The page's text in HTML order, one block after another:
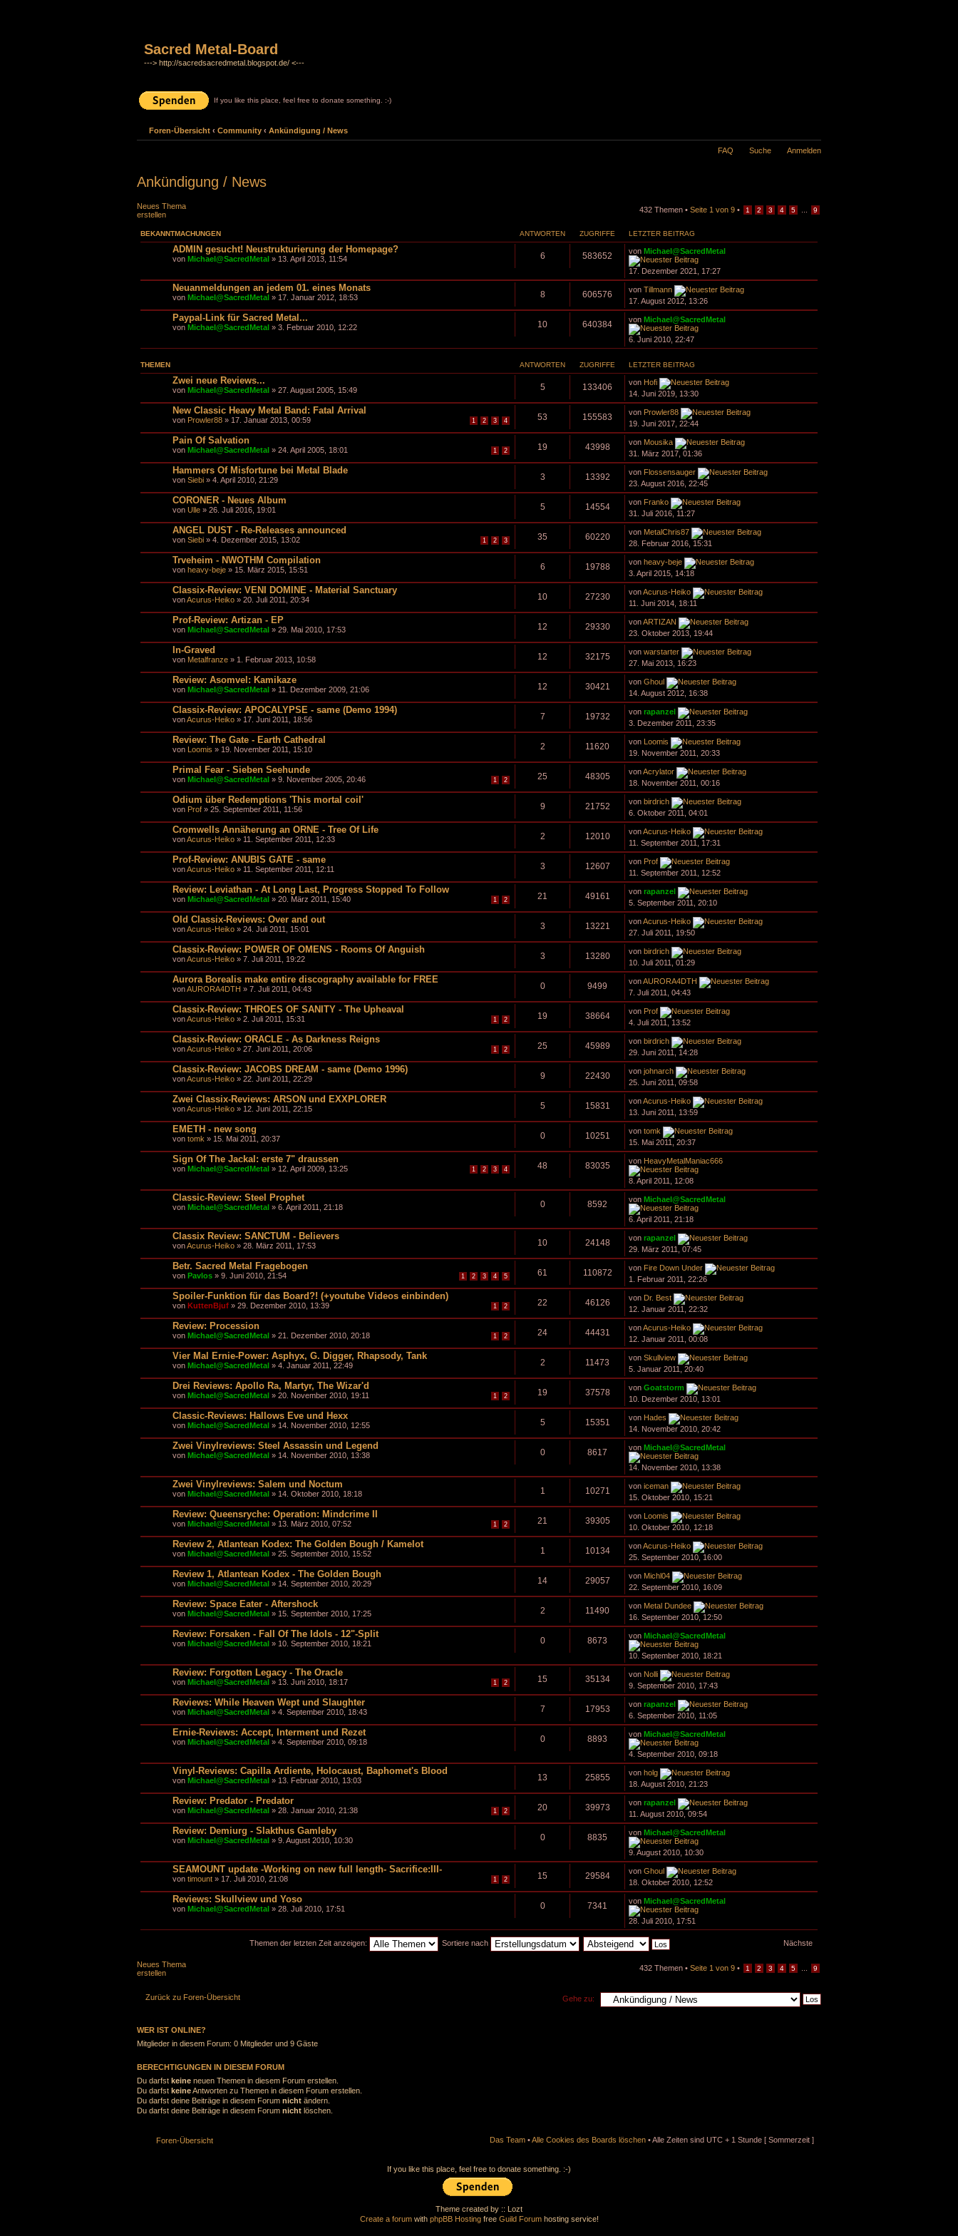
Sacred Metal-Board
---> http://sacredsacredmetal.blogspot.de/ <---
If you like this place, feel free to donate something. :-)
Foren-Übersicht ‹ Community ‹ Ankündigung / News
FAQ Suche Anmelden
Ankündigung / News
Neues Thema
erstellen
432 Themen • Seite 1 von 9 • 1 2 3 4 5 9
BEKANNTMACHUNGEN ANTWORTEN ZUGRIFFE LETZTER BEITRAG
ADMIN gesucht! Neustrukturierung der Homepage?
von Michael@SacredMetal » 13. April 2013, 11:54 6 583652 von Michael@SacredMetal
17. Dezember 2021, 17:27
Neuanmeldungen an jedem 01. eines Monats
von Michael@SacredMetal » 17. Januar 2012, 18:53 8 606576 von Tillmann
17. August 2012, 13:26
Paypal-Link für Sacred Metal...
von Michael@SacredMetal » 3. Februar 2010, 12:22 10 640384 von Michael@SacredMetal
6. Juni 2010, 22:47
THEMEN ANTWORTEN ZUGRIFFE LETZTER BEITRAG
Zwei neue Reviews...
von Michael@SacredMetal » 27. August 2005, 15:49 5 133406 von Hofi
14. Juni 2019, 13:30
New Classic Heavy Metal Band: Fatal Arrival
1 2 3 4
von Prowler88 » 17. Januar 2013, 00:59 53 155583 von Prowler88
19. Juni 2017, 22:44
Pain Of Salvation
1 2
von Michael@SacredMetal » 24. April 2005, 18:01 19 43998 von Mousika
31. März 2017, 01:36
Hammers Of Misfortune bei Metal Blade
von Siebi » 4. April 2010, 21:29 3 13392 von Flossensauger
23. August 2016, 22:45
CORONER - Neues Album
von Ulle » 26. Juli 2016, 19:01 5 14554 von Franko
31. Juli 2016, 11:27
ANGEL DUST - Re-Releases announced
1 2 3
von Siebi » 4. Dezember 2015, 13:02 35 60220 von MetalChris87
28. Februar 2016, 15:31
Trveheim - NWOTHM Compilation
von heavy-beje » 15. März 2015, 15:51 6 19788 von heavy-beje
3. April 2015, 14:18
Classix-Review: VENI DOMINE - Material Sanctuary
vonAcurus-Heiko » 20. Juli 2011, 20:34 10 27230 vonAcurus-Heiko
11. Juni 2014, 18:11
Prof-Review: Artizan - EP
von Michael@SacredMetal » 29. Mai 2010, 17:53 12 29330 vonARTIZAN
23. Oktober 2013, 19:44
In-Graved
von Metalfranze » 1. Februar 2013, 10:58 12 32175 von warstarter
27. Mai 2013, 16:23
Review: Asomvel: Kamikaze
von Michael@SacredMetal » 11. Dezember 2009, 21:06 12 30421 von Ghoul
14. August 2012, 16:38
Classix-Review: APOCALYPSE - same (Demo 1994)
vonAcurus-Heiko » 17. Juni 2011, 18:56 7 19732 von rapanzel
3. Dezember 2011, 23:35
Review: The Gate - Earth Cathedral
von Loomis » 19. November 2011, 15:10 2 11620 von Loomis
19. November 2011, 20:33
Primal Fear - Sieben Seehunde
1 2
von Michael@SacredMetal » 9. November 2005, 20:46 25 48305 vonAcrylator
18. November 2011, 00:16
Odium über Redemptions 'This mortal coil'
von Prof » 25. September 2011, 11:56 9 21752 von birdrich
6. Oktober 2011, 04:01
Cromwells Annäherung an ORNE - Tree Of Life
vonAcurus-Heiko » 11. September 2011, 12:33 2 12010 vonAcurus-Heiko
11. September 2011, 17:31
Prof-Review: ANUBIS GATE - same
vonAcurus-Heiko » 11. September 2011, 12:11 3 12607 von Prof
11. September 2011, 12:52
Review: Leviathan - At Long Last, Progress Stopped To Follow
1 2
von Michael@SacredMetal » 20. März 2011, 15:40 21 49161 von rapanzel
5. September 2011, 20:10
Old Classix-Reviews: Over and out
vonAcurus-Heiko » 24. Juli 2011, 15:01 3 13221 vonAcurus-Heiko
27. Juli 2011, 19:50
Classix-Review: POWER OF OMENS - Rooms Of Anguish
vonAcurus-Heiko » 7. Juli 2011, 19:22 3 13280 von birdrich
10. Juli 2011, 01:29
Aurora Borealis make entire discography available for FREE
vonAURORA4DTH » 7. Juli 2011, 04:43 0 9499 vonAURORA4DTH
7. Juli 2011, 04:43
Classix-Review: THROES OF SANITY - The Upheaval
1 2
vonAcurus-Heiko » 2. Juli 2011, 15:31 19 38664 von Prof
4. Juli 2011, 13:52
Classix-Review: ORACLE - As Darkness Reigns
1 2
vonAcurus-Heiko » 27. Juni 2011, 20:06 25 45989 von birdrich
29. Juni 2011, 14:28
Classix-Review: JACOBS DREAM - same (Demo 1996)
vonAcurus-Heiko » 22. Juni 2011, 22:29 9 22430 von johnarch
25. Juni 2011, 09:58
Zwei Classix-Reviews: ARSON und EXXPLORER
vonAcurus-Heiko » 12. Juni 2011, 22:15 5 15831 vonAcurus-Heiko
13. Juni 2011, 13:59
EMETH - new song
von tomk » 15. Mai 2011, 20:37 0 10251 von tomk
15. Mai 2011, 20:37
Sign Of The Jackal: erste 7" draussen
1 2 3 4
von Michael@SacredMetal » 12. April 2009, 13:25 48 83035 von HeavyMetalManiac666
8. April 2011, 12:08
Classic-Review: Steel Prophet
von Michael@SacredMetal » 6. April 2011, 21:18 0 8592 von Michael@SacredMetal
6. April 2011, 21:18
Classix Review: SANCTUM - Believers
vonAcurus-Heiko » 28. März 2011, 17:53 10 24148 von rapanzel
29. März 2011, 07:45
Betr. Sacred Metal Fragebogen
1 2 3 4 5
von Pavlos » 9. Juni 2010, 21:54 61 110872 von Fire Down Under
1. Februar 2011, 22:26
Spoiler-Funktion für das Board?! (+youtube Videos einbinden)
1 2
von KuttenBjuf » 29. Dezember 2010, 13:39 22 46126 von Dr. Best
12. Januar 2011, 22:32
Review: Procession
1 2
von Michael@SacredMetal » 21. Dezember 2010, 20:18 24 44431 vonAcurus-Heiko
12. Januar 2011, 00:08
Vier Mal Ernie-Power: Asphyx, G. Digger, Rhapsody, Tank
von Michael@SacredMetal » 4. Januar 2011, 22:49 2 11473 von Skullview
5. Januar 2011, 20:40
Drei Reviews: Apollo Ra, Martyr, The Wizar'd
1 2
von Michael@SacredMetal » 20. November 2010, 19:11 19 37578 von Goatstorm
10. Dezember 2010, 13:01
Classic-Reviews: Hallows Eve und Hexx
von Michael@SacredMetal » 14. November 2010, 12:55 5 15351 von Hades
14. November 2010, 20:42
Zwei Vinylreviews: Steel Assassin und Legend
von Michael@SacredMetal » 14. November 2010, 13:38 0 8617 von Michael@SacredMetal
14. November 2010, 13:38
Zwei Vinylreviews: Salem und Noctum
von Michael@SacredMetal » 14. Oktober 2010, 18:18 1 10271 von iceman
15. Oktober 2010, 15:21
Review: Queensryche: Operation: Mindcrime II
1 2
von Michael@SacredMetal » 13. März 2010, 07:52 21 39305 von Loomis
10. Oktober 2010, 12:18
Review 2, Atlantean Kodex: The Golden Bough / Kamelot
von Michael@SacredMetal » 25. September 2010, 15:52 1 10134 vonAcurus-Heiko
25. September 2010, 16:00
Review 1, Atlantean Kodex - The Golden Bough
von Michael@SacredMetal » 14. September 2010, 20:29 14 29057 von Michl04
22. September 2010, 16:09
Review: Space Eater - Aftershock
von Michael@SacredMetal » 15. September 2010, 17:25 2 11490 von Metal Dundee
16. September 2010, 12:50
Review: Forsaken - Fall Of The Idols - 12"-Split
von Michael@SacredMetal » 10. September 2010, 18:21 0 8673 von Michael@SacredMetal
10. September 2010, 18:21
Review: Forgotten Legacy - The Oracle
1 2
von Michael@SacredMetal » 13. Juni 2010, 18:17 15 35134 von Nolli
9. September 2010, 17:43
Reviews: While Heaven Wept und Slaughter
von Michael@SacredMetal » 4. September 2010, 18:43 7 17953 von rapanzel
6. September 2010, 11:05
Ernie-Reviews: Accept, Interment und Rezet
von Michael@SacredMetal » 4. September 2010, 09:18 0 8893 von Michael@SacredMetal
4. September 2010, 09:18
Vinyl-Reviews: Capilla Ardiente, Holocaust, Baphomet's Blood
von Michael@SacredMetal » 13. Februar 2010, 13:03 13 25855 von holg
18. August 2010, 21:23
Review: Predator - Predator
1 2
von Michael@SacredMetal » 28. Januar 2010, 21:38 20 39973 von rapanzel
11. August 2010, 09:54
Review: Demiurg - Slakthus Gamleby
von Michael@SacredMetal » 9. August 2010, 10:30 0 8835 von Michael@SacredMetal
9. August 2010, 10:30
SEAMOUNT update -Working on new full length- Sacrifice:III-
1 2
von timount » 17. Juli 2010, 21:08 15 29584 von Ghoul
18. Oktober 2010, 12:52
Reviews: Skullview und Yoso
von Michael@SacredMetal » 28. Juli 2010, 17:51 0 7341 von Michael@SacredMetal
28. Juli 2010, 17:51
Nächste
Themen der letzten Zeit anzeigen: Sortiere nach
Neues Thema
erstellen
432 Themen • Seite 1 von 9 • 1 2 3 4 5 9
Zurück zu Foren-Übersicht Gehe zu:
WER IST ONLINE?
Mitglieder in diesem Forum: 0 Mitglieder und 9 Gäste
BERECHTIGUNGEN IN DIESEM FORUM
Du darfst keine neuen Themen in diesem Forum erstellen.
Du darfst keineAntworten zu Themen in diesem Forum erstellen.
Du darfst deine Beiträge in diesem Forum nicht ändern.
Du darfst deine Beiträge in diesem Forum nicht löschen.
Foren-Übersicht Das Team •Alle Cookies des Boards löschen • Alle Zeiten sind UTC + 1 Stunde [ Sommerzeit ]
If you like this place, feel free to donate something. :-)
Theme created by :: Lozt
Create a forumwith phpBB Hostingfree Guild Forumhosting service!